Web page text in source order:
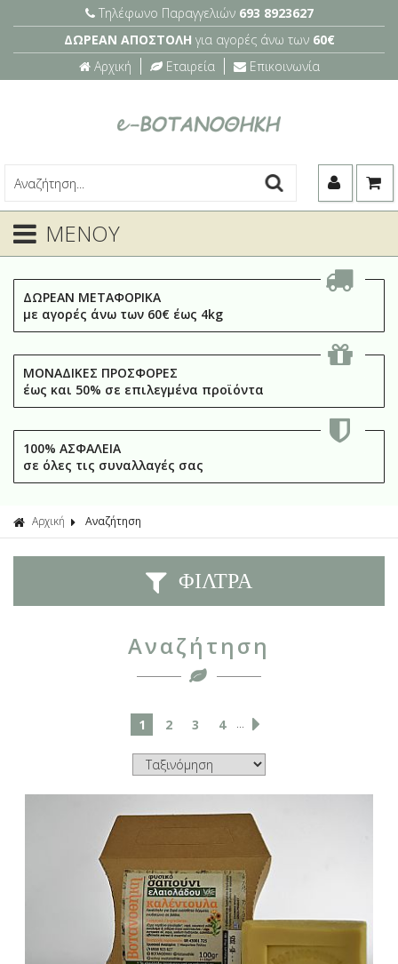
Τηλέφωνο Παραγγελιών 693 8923627
ΔΩΡΕΑΝ ΑΠΟΣΤΟΛΗ για αγορές άνω των 60€
Αρχική
Εταιρεία Επικοινωνία
ΜΕΝΟΥ
ΔΩΡΕΑΝ ΜΕΤΑΦΟΡΙΚΑ
με αγορές άνω των 60€ έως 4kg
ΜΟΝΑΔΙΚΕΣ ΠΡΟΣΦΟΡΕΣ
έως και 50% σε επιλεγμένα προϊόντα
100% ΑΣΦΑΛΕΙΑ
σε όλες τις συναλλαγές σας
Αρχική Αναζήτηση
ΦΙΛΤΡΑ
Αναζήτηση
1 2 3 4 ...